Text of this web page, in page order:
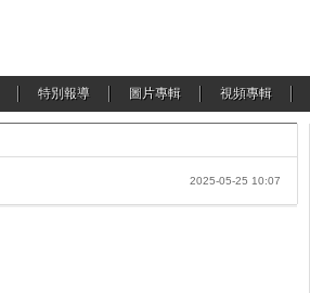
特別報導 圖片專輯 視頻專輯
2025-05-25 10:07